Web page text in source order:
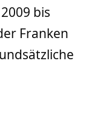
bis
Franken